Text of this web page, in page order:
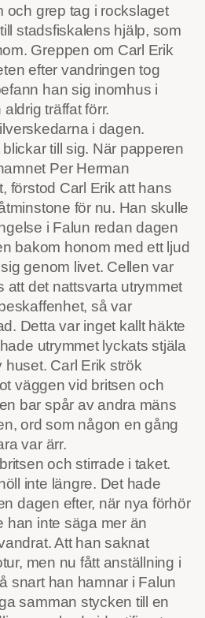
och grep tag i rockslaget
stadsfiskalens hjälp, som
Greppen om Carl Erik
efter vandringen tog
han sig inomhus i
träffat förr.
i dagen.
till sig. När papperen
Per Herman
förstod Carl Erik att hans
för nu. Han skulle
i Falun redan dagen
bakom honom med ett ljud
genom livet. Cellen var
att det nattsvarta utrymmet
så var
Detta var inget kallt häkte
utrymmet lyckats stjäla
Carl Erik strök
väggen vid britsen och
bar spår av andra mäns
ord som någon en gång
var ärr.
och stirrade i taket.
inte längre. Det hade
dagen efter, när nya förhör
han inte säga mer än
Att han saknat
men nu fått anställning i
snart han hamnar i Falun
samman stycken till en